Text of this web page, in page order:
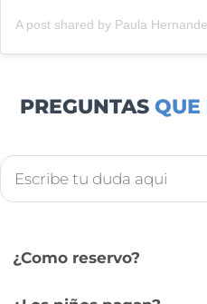
PREGUNTAS QUE
¿Como reservo?